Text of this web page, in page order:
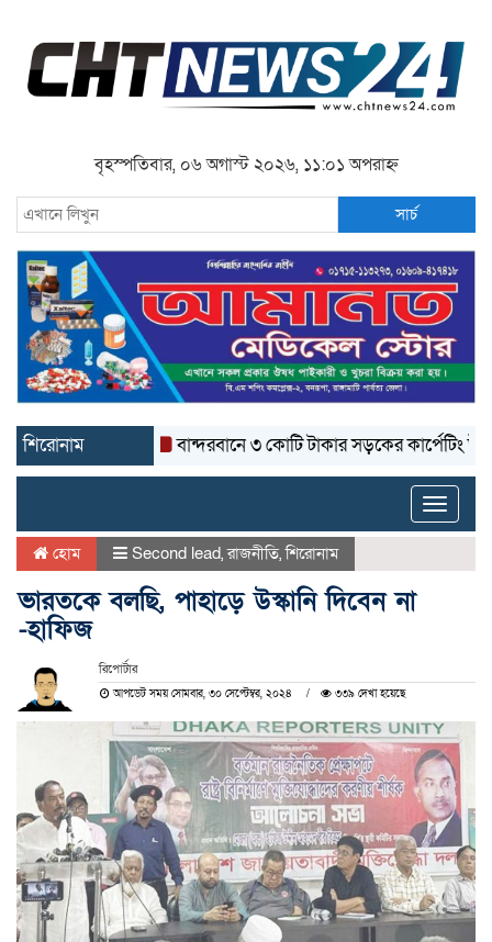
বৃহস্পতিবার, ০৬ অগাস্ট ২০২৬, ১১:০১ অপরাহ্ন
সার্চ
শিরোনাম বান্দরবানে ৩ কোটি টাকার সড়কের কার্পেটিং উঠে যাচ্ছে
Toggle
হোম Second lead,রাজনীতি,শিরোনাম
ভারতকে বলছি, পাহাড়ে উস্কানি দিবেন না
-হাফিজ
রিপোর্টার
আপডেট সময় সোমবার, ৩০ সেপ্টেম্বর, ২০২৪ ৩৩৯ দেখা হয়েছে